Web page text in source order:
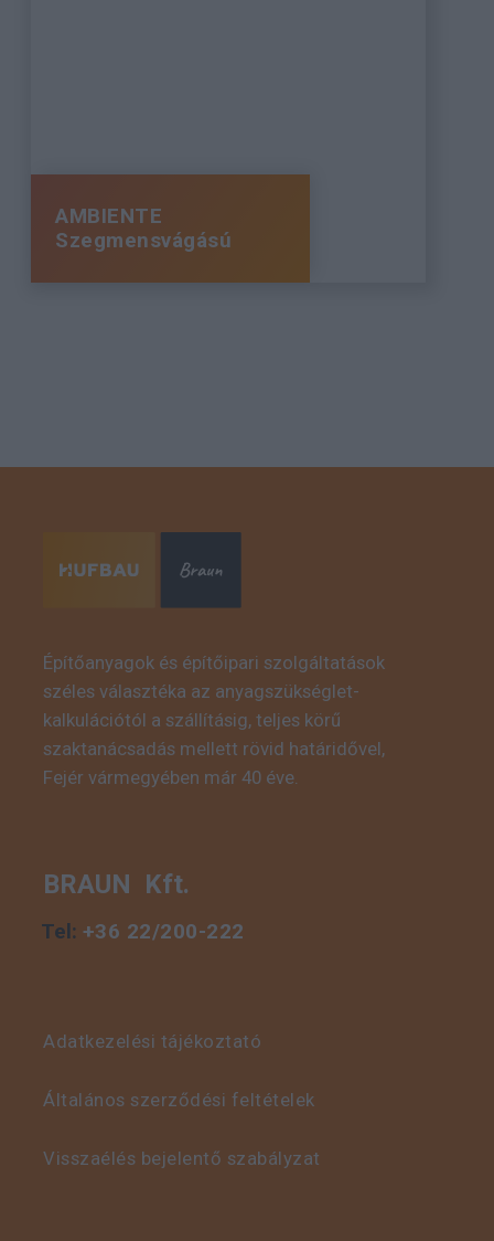
AMBIENTE
Szegmensvágású
Építőanyagok és építőipari szolgáltatások
széles választéka az anyagszükséglet-
kalkulációtól a szállításig, teljes körű
szaktanácsadás mellett rövid határidővel,
Fejér vármegyében már 40 éve.
BRAUN Kft.
Tel: +36 22/200-222
Adatkezelési tájékoztató
Általános szerződési feltételek
Visszaélés bejelentő szabályzat